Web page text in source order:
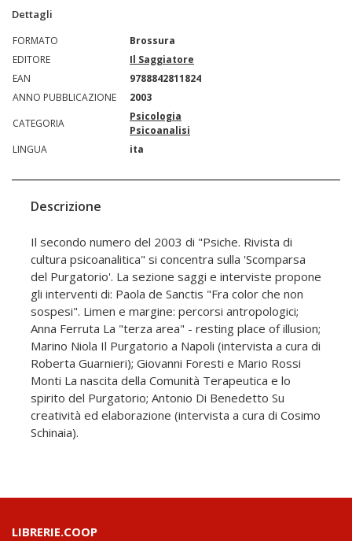
Dettagli
FORMATO
Brossura
EDITORE
Il Saggiatore
EAN
9788842811824
ANNO PUBBLICAZIONE
2003
CATEGORIA
Psicologia
Psicoanalisi
LINGUA
ita
Descrizione
Il secondo numero del 2003 di "Psiche. Rivista di
cultura psicoanalitica" si concentra sulla 'Scomparsa
del Purgatorio'. La sezione saggi e interviste propone
gli interventi di: Paola de Sanctis "Fra color che non
sospesi". Limen e margine: percorsi antropologici;
Anna Ferruta La "terza area" - resting place of illusion;
Marino Niola Il Purgatorio a Napoli (intervista a cura di
Roberta Guarnieri); Giovanni Foresti e Mario Rossi
Monti La nascita della Comunità Terapeutica e lo
spirito del Purgatorio; Antonio Di Benedetto Su
creatività ed elaborazione (intervista a cura di Cosimo
Schinaia).
LIBRERIE.COOP